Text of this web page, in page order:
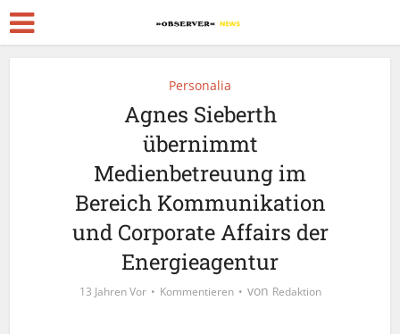
Personalia
Agnes Sieberth
übernimmt
Medienbetreuung im
Bereich Kommunikation
und Corporate Affairs der
Energieagentur
13 Jahren Vor Kommentieren von Redaktion